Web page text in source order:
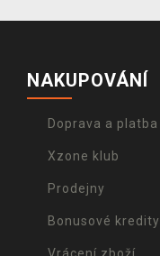
NAKUPOVÁNÍ
Doprava a platba
Xzone klub
Prodejny
Bonusové kredity